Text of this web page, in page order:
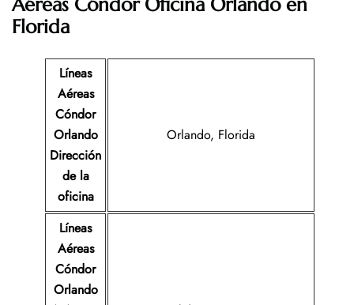
Aéreas Cóndor Oficina Orlando en
Florida
Líneas
Aéreas
Cóndor
Orlando
Dirección
de la
oficina
Orlando, Florida
Líneas
Aéreas
Cóndor
Orlando